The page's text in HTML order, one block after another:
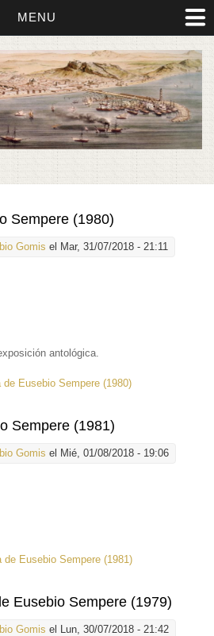
MENU
Sempere (1980)
Gomis el Mar, 31/07/2018 - 21:11
antológica.
de Eusebio Sempere (1980)
Sempere (1981)
Gomis el Mié, 01/08/2018 - 19:06
de Eusebio Sempere (1981)
Eusebio Sempere (1979)
Gomis el Lun, 30/07/2018 - 21:42